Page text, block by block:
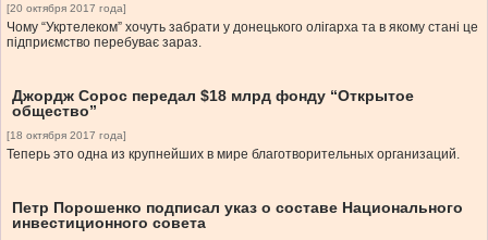
[20 октября 2017 года]
Чому “Укртелеком” хочуть забрати у донецького олігарха та в якому стані це
підприємство перебуває зараз.
Джордж Сорос передал $18 млрд фонду “Открытое
общество”
[18 октября 2017 года]
Теперь это одна из крупнейших в мире благотворительных организаций.
Петр Порошенко подписал указ о составе Национального
инвестиционного совета